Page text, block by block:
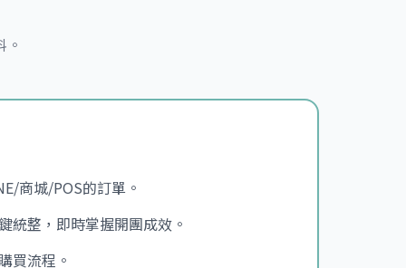
商城/POS的訂單。
統整，即時掌握開團成效。
買流程。